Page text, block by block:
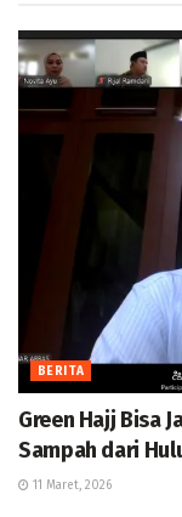
BERITA
Green Hajj Bisa
Sampah dari
11 Maret, 2026